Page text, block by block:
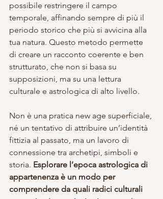
possibile restringere il campo
temporale, affinando sempre di più il
periodo storico che più si avvicina alla
tua natura. Questo metodo permette
di creare un racconto coerente e ben
strutturato, che non si basa su
supposizioni, ma su una lettura
culturale e astrologica di alto livello.
Non è una pratica new age superficiale,
né un tentativo di attribuire un’identità
fittizia al passato, ma un lavoro di
connessione tra archetipi, simboli e
storia. Esplorare l’epoca astrologica di
appartenenza è un modo per
comprendere da quali radici culturali